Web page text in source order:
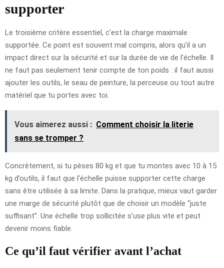
supporter
Le troisième critère essentiel, c’est la charge maximale
supportée. Ce point est souvent mal compris, alors qu’il a un
impact direct sur la sécurité et sur la durée de vie de l’échelle. Il
ne faut pas seulement tenir compte de ton poids : il faut aussi
ajouter les outils, le seau de peinture, la perceuse ou tout autre
matériel que tu portes avec toi.
Vous aimerez aussi : Comment choisir la literie
sans se tromper ?
Concrètement, si tu pèses 80 kg et que tu montes avec 10 à 15
kg d’outils, il faut que l’échelle puisse supporter cette charge
sans être utilisée à sa limite. Dans la pratique, mieux vaut garder
une marge de sécurité plutôt que de choisir un modèle “juste
suffisant”. Une échelle trop sollicitée s’use plus vite et peut
devenir moins fiable.
Ce qu’il faut vérifier avant l’achat